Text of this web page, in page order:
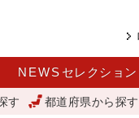
NEWS セレクション
による日本経済の再出発
す 都道府県から探す